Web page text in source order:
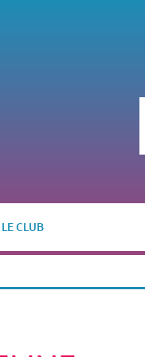
LE CLUB